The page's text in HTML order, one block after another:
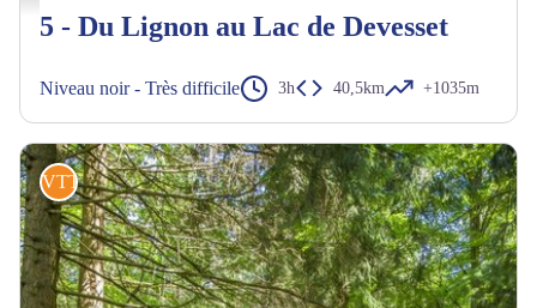
5 - Du Lignon au Lac de Devesset
Niveau noir - Très difficile 3h 40,5km +1035m
VTT